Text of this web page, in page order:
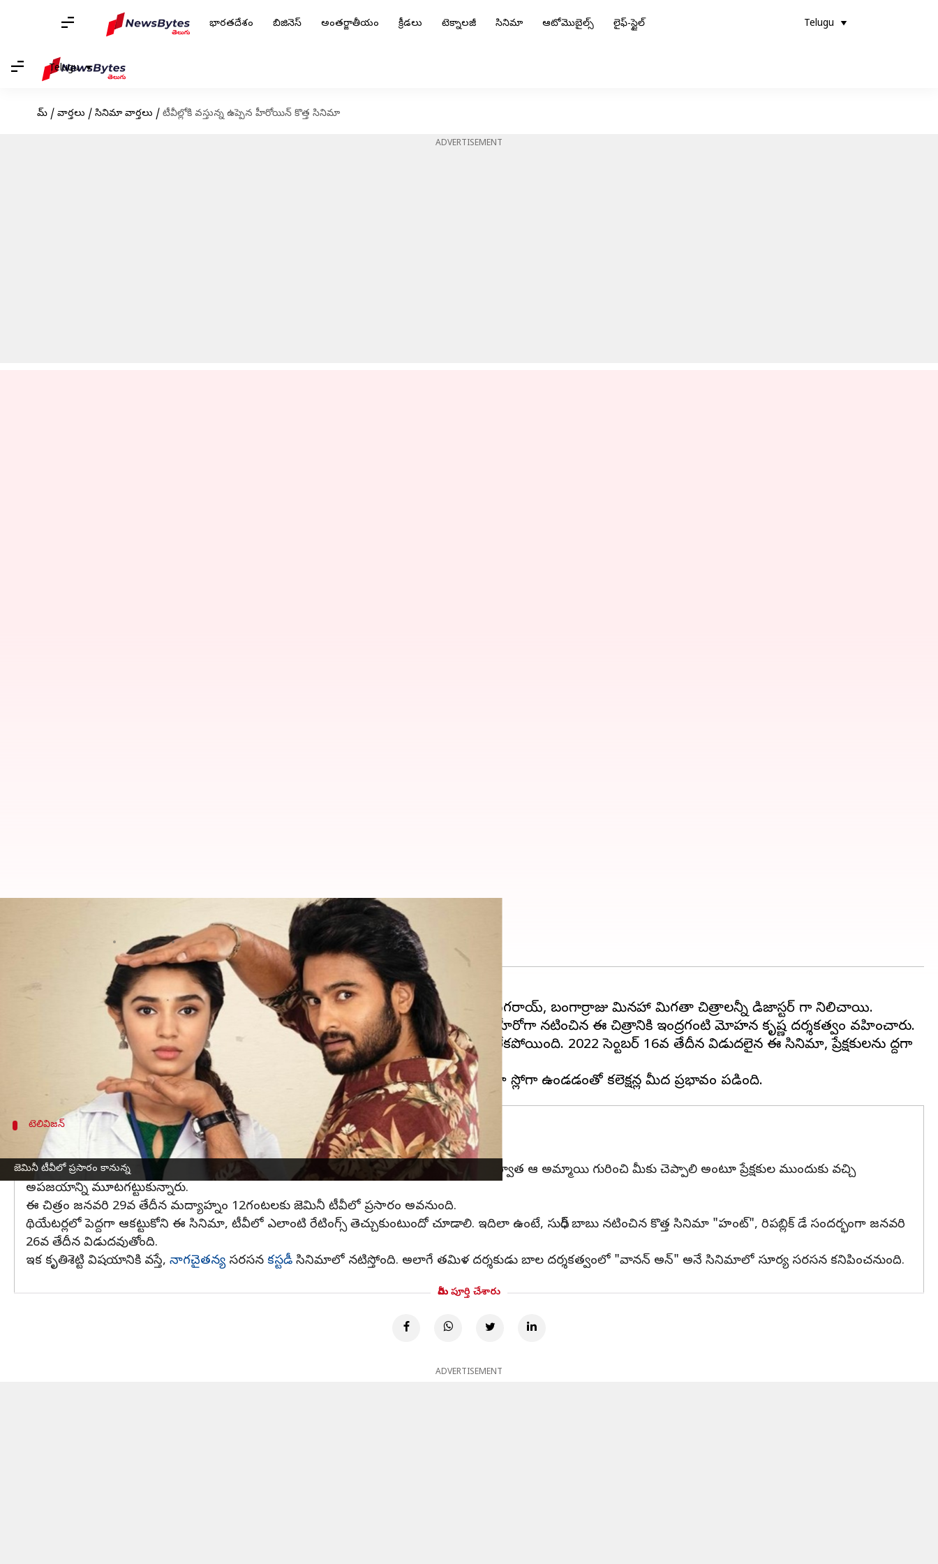
భారతదేశం బిజినెస్ అంతర్జాతీయం క్రీడలు టెక్నాలజీ సినిమా ఆటోమొబైల్స్ లైఫ్-స్టైల్ Telugu
Telugu
హోమ్ / వార్తలు / సినిమా వార్తలు / టీవీల్లోకి వస్తున్న ఉప్పెన హీరోయిన్ కొత్త సినిమా
ADVERTISEMENT
జెమినీ టీవీలో ప్రసారం కానున్న
టీవీల్లోకి వస్తున్న ఉప్పెన హీరోయిన్ కొత్త సినిమా
Jan 25, 2023 11:41 am
ఈ వార్తాకథనం ఏంటి
హీరోయిన్ కృతిశెట్టికి ఈ మధ్య కాలంలో సరైన హిట్ పడలేదు. ఉప్పెన తర్వాత శ్యామ్ సింగరాయ్, బంగార్రాజు మినహా మిగతా చిత్రాలన్నీ డిజాస్టర్ గా నిలిచాయి.
ఆ డిజాస్టర్లలో "ఆ అమ్మాయి గురించి మీకు చెప్పాలి" అనే చిత్రం కూడా ఉంది. సుధీర్ బాబు హీరోగా నటించిన ఈ చిత్రానికి ఇంద్రగంటి మోహన కృష్ణ దర్శకత్వం వహించారు.
క్లాస్ గా ఉన్న సినిమా టైటిల్, జనాలను ఆకర్షించింది గానీ, సినిమా మాత్రం వినోదం అందించలేకపోయింది. 2022 సెప్టెంబర్ 16వ తేదీన విడుదలైన ఈ సినిమా, ప్రేక్షకులను పెద్దగా
ఆకట్టుకోలేక పోయింది.
టెలివిజన్
థియేటర్లో ఆడని సినిమా టీవీల్లో ప్రభావం చూపిస్తుందా?
సుధీర్ బాబు, ఇంద్రగంటి మోహనకృష్ణ కాంబినేషన్లో వచ్చిన మూడవ సినిమా ఇది. సమ్మోహనం, వి తర్వాత ఆ అమ్మాయి గురించి మీకు చెప్పాలి అంటూ ప్రేక్షకుల ముందుకు వచ్చి
అపజయాన్ని మూటగట్టుకున్నారు.
ఈ చిత్రం జనవరి 29వ తేదీన మద్యాహ్నం 12గంటలకు జెమినీ టీవీలో ప్రసారం అవనుంది.
థియేటర్లలో పెద్దగా ఆకట్టుకోని ఈ సినిమా, టీవీలో ఎలాంటి రేటింగ్స్ తెచ్చుకుంటుందో చూడాలి. ఇదిలా ఉంటే, సుధీర్ బాబు నటించిన కొత్త సినిమా "హంట్", రిపబ్లిక్ డే సందర్భంగా జనవరి
26వ తేదీన విడుదవుతోంది.
ఇక కృతిశెట్టి విషయానికి వస్తే, నాగచైతన్య సరసన కస్టడీ సినిమాలో నటిస్తోంది. అలాగే తమిళ దర్శకుడు బాల దర్శకత్వంలో "వానన్ అన్" అనే సినిమాలో సూర్య సరసన కనిపించనుంది.
మీరు పూర్తి చేశారు
ADVERTISEMENT